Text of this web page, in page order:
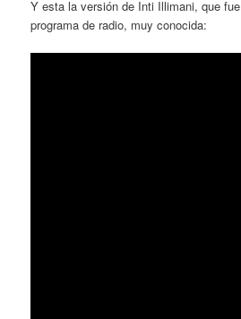
Y esta la versión de Inti Illimani, que
programa de radio, muy conocida: